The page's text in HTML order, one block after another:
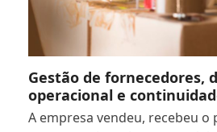
Gestão de fornecedores,
operacional e
A empresa vendeu, recebeu